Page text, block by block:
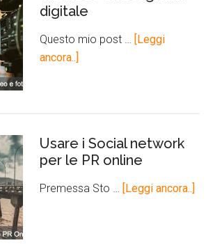
digitale
Questo mio post …
[Leggi
ancora..]
Usare i Social network
per le PR online
Premessa Sto … [Leggi ancora..]